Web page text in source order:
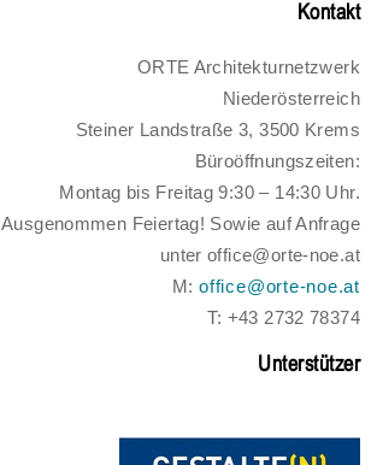
Kontakt
ORTE Architekturnetzwerk
Niederösterreich
Steiner Landstraße 3, 3500 Krems
Büroöffnungszeiten:
Montag bis Freitag 9:30 – 14:30 Uhr.
Ausgenommen Feiertag! Sowie auf Anfrage
unter office@orte-noe.at
M:office@orte-noe.at
T: +43 2732 78374
Unterstützer